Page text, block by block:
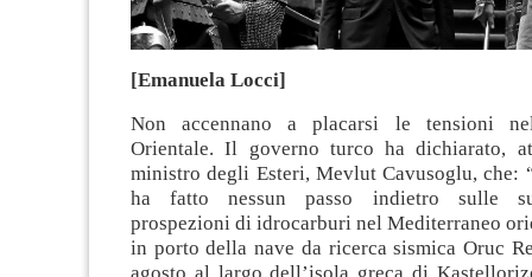
[Emanuela Locci]
Non accennano a placarsi le tensioni
Orientale. Il governo turco ha dichiarato,
ministro degli Esteri, Mevlut Cavusoglu, che:
ha fatto nessun passo indietro sulle
prospezioni di idrocarburi nel Mediterraneo
in porto della nave da ricerca sismica Oruc